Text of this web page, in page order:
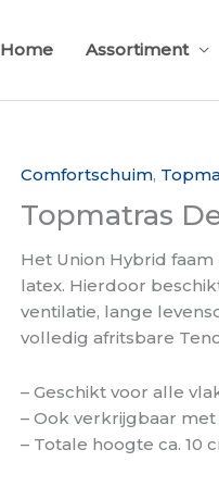
Home Assortiment
Comfortschuim,
Topmatras
Het Union Hybrid
latex. Hierdoor
ventilatie, lange
volledig afritsbare
– Geschikt voor alle
– Ook verkrijgbaar met
– Totale hoogte ca. 10